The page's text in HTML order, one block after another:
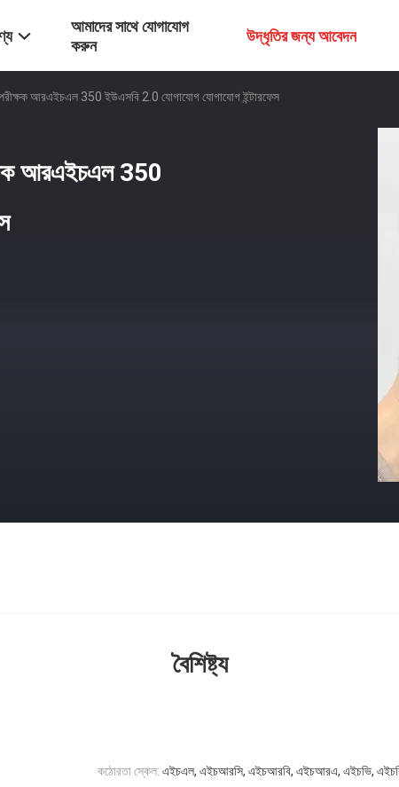
আমাদের সাথে যোগাযোগ
করুন
উদ্ধৃতির জন্য আবেদন
পরীক্ষক আরএইচএল 350 ইউএসবি 2.0 যোগাযোগ যোগাযোগ ইন্টারফেস
আরএইচএল 350
বৈশিষ্ট্য
কঠোরতা স্কেল: এইচএল, এইচআরসি, এইচআরবি, এইচআরএ, এইচভি,